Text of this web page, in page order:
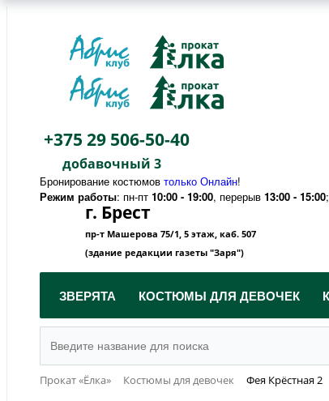
+375 29 506-50-40
добавочный 3
Бронирование костюмов только Онлайн!
Режим работы: пн-пт 10:00 - 19:00, перерыв 13:00 - 15:00
г. Брест
пр-т Машерова 75/1, 5 этаж, каб. 507
(здание редакции газеты "Заря")
ЗВЕРЯТА КОСТЮМЫ ДЛЯ ДЕВОЧЕК
Прокат «Ёлка» Костюмы для девочек Фея Крёстная 2